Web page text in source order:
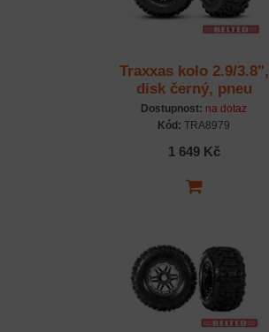
Traxxas kolo 2.9/3.8",
disk černý, pneu
Sledgehammer All-
Terrain belted (2)
Dostupnost: na dotaz
Kód: TRA8979
1 649 Kč